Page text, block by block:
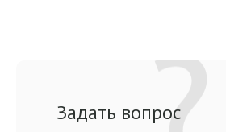
Задать вопрос